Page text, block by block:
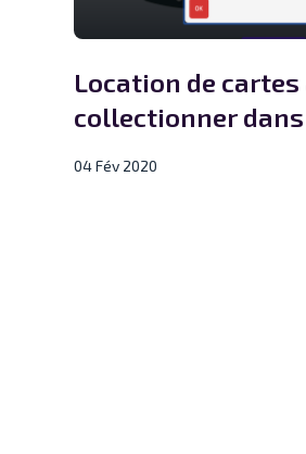
Location de cartes
collectionner
04 Fév 2020